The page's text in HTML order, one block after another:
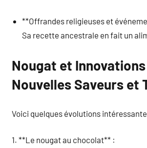
**Offrandes religieuses et
Sa recette ancestrale en fait un
Nougat et
Nouvelles Saveurs et
Voici quelques évolutions
1. **Le nougat au chocolat** :